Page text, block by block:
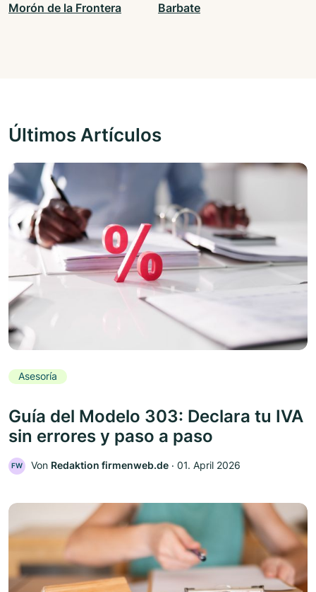
Morón de la Frontera Barbate
Últimos Artículos
Asesoría
Guía del Modelo 303: Declara tu IVA
sin errores y paso a paso
FW Von Redaktion firmenweb.de ‧ 01. April 2026